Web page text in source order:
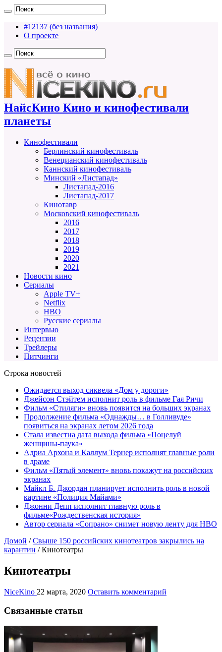
#12137 (без названия)
О проекте
НайсКино Кино и кинофестивали
планеты
Кинофестивали
Берлинский кинофестиваль
Венецианский кинофестиваль
Каннский кинофестиваль
Минский «Листапад»
Листапад-2016
Листапад-2017
Кинотавр
Московский кинофестиваль
2016
2017
2018
2019
2020
2021
Новости кино
Сериалы
Apple TV+
Netflix
HBO
Русские сериалы
Интервью
Рецензии
Трейлеры
Питчинги
Строка новостей
Ожидается выход сиквела «Дом у дороги»
Джейсон Стэйтем исполнит роль в фильме Гая Ричи
Фильм «Стиляги» вновь появится на больших экранах
Продолжение фильма «Однажды… в Голливуде»
появиться на экранах летом 2026 года
Стала известна дата выхода фильма «Поцелуй
женщины-паука»
Адриа Архона и Каллум Тернер исполнят главные роли
в драме
Фильм «Пятый элемент» вновь покажут на российских
экранах
Майкл Б. Джордан планирует исполнить роль в новой
картине «Полиция Майами»
Джонни Депп исполнит главную роль в
фильме«Рождественская история»
Автор сериала «Сопрано» снимет новую ленту для HBO
Домой / Свыше 150 российских кинотеатров закрылись на
карантин / Кинотеатры
Кинотеатры
NiceKino 22 марта, 2020 Оставить комментарий
Связанные статьи